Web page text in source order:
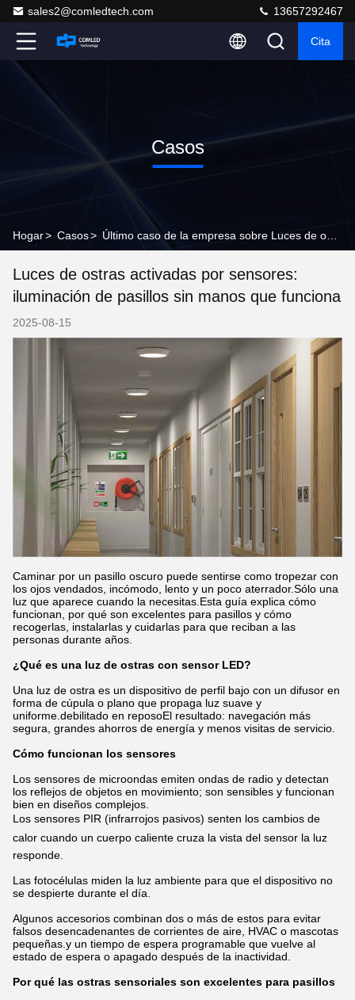
sales2@comledtech.com 13657292467
Cita
Casos
Hogar> Casos>
Luces de ostras activadas por sensores:
iluminación de pasillos sin manos que funciona
2025-08-15
Caminar por un pasillo oscuro puede sentirse como tropezar con
los ojos vendados, incómodo, lento y un poco aterrador.Sólo una
luz que aparece cuando la necesitas.Esta guía explica cómo
funcionan, por qué son excelentes para pasillos y cómo
recogerlas, instalarlas y cuidarlas para que reciban a las
personas durante años.
¿Qué es una luz de ostras con sensor LED?
Una luz de ostra es un dispositivo de perfil bajo con un difusor en
forma de cúpula o plano que propaga luz suave y
uniforme.debilitado en reposoEl resultado: navegación más
segura, grandes ahorros de energía y menos visitas de servicio.
Cómo funcionan los sensores
Los sensores de microondas emiten ondas de radio y detectan
los reflejos de objetos en movimiento; son sensibles y funcionan
bien en diseños complejos.
Los sensores PIR (infrarrojos pasivos) senten los cambios de
calor cuando un cuerpo caliente cruza la vista del sensor la luz
responde.
Las fotocélulas miden la luz ambiente para que el dispositivo no
se despierte durante el día.
Algunos accesorios combinan dos o más de estos para evitar
falsos desencadenantes de corrientes de aire, HVAC o mascotas
pequeñas.y un tiempo de espera programable que vuelve al
estado de espera o apagado después de la inactividad.
Por qué las ostras sensoriales son excelentes para pasillos